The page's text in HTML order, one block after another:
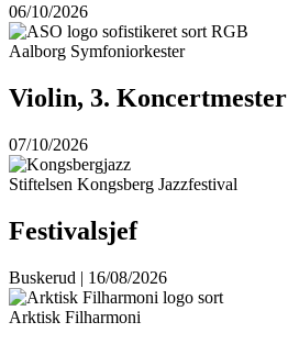
06/10/2026
Aalborg Symfoniorkester
Violin, 3. Koncertmester
07/10/2026
Stiftelsen Kongsberg Jazzfestival
Festivalsjef
Buskerud | 16/08/2026
Arktisk Filharmoni